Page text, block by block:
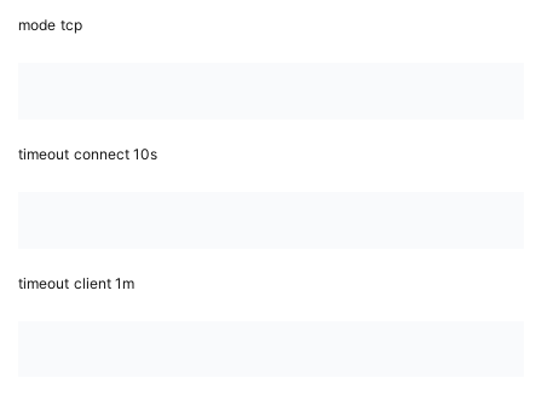
mode tcp
timeout connect 10s
timeout client 1m